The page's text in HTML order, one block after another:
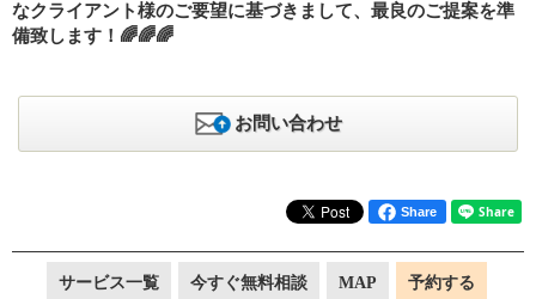
なクライアント様のご要望に基づきまして、最良のご提案を準
備致します！🌈🌈🌈
お問い合わせ
Share
サービス一覧 今すぐ無料相談 MAP 予約する